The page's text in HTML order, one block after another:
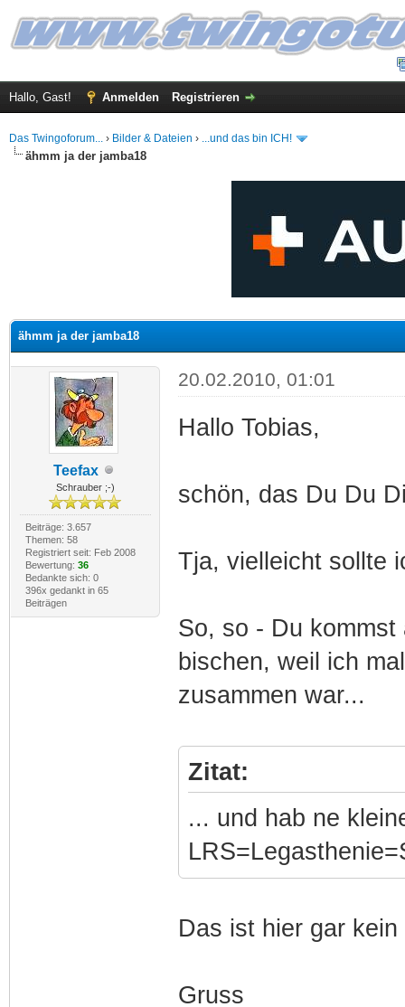
Hallo, Gast! Anmelden Registrieren
Das Twingoforum... › Bilder & Dateien › ...und das bin ICH!
ähmm ja der jamba18
ähmm ja der jamba18
Teefax
Schrauber ;-)
Beiträge: 3.657
Themen: 58
Registriert seit: Feb 2008
Bewertung: 36
Bedankte sich: 0
396x gedankt in 65
Beiträgen
20.02.2010, 01:01
Hallo Tobias,
schön, das Du Du
Tja, vielleicht sollte
So, so - Du
bischen, weil ich
zusammen war...
Zitat:
... und hab ne
Das ist hier gar
Gruss